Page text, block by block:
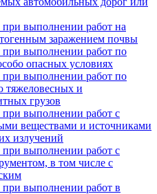
при выполнении работ на
заражением почвы
при выполнении работ по
опасных условиях
при выполнении работ по
тяжеловесных и
грузов
при выполнении работ с
веществами и источниками
излучений
при выполнении работ с
в том числе с
при выполнении работ в